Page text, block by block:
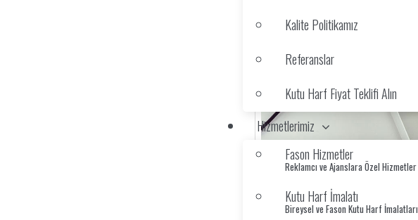
Kalite Politikamız
Referanslar
Kutu Harf Fiyat Teklifi Alın
Hizmetlerimiz
Fason Hizmetler
Reklamcı ve Ajanslara Özel Hizmetler
Kutu Harf İmalatı
Bireysel ve Fason Kutu Harf İmalatları